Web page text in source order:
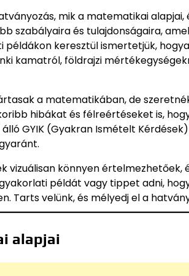
mik a matematikai alapjai,
szabályaira és tulajdonságaira,
keresztül ismertetjük,
kamatról, földrajzi
a matematikában, de
hibákat és félreértéseket is,
GYIK (Gyakran Ismételt
könnyen értelmezhetőek,
példát vagy tippet adni,
Tarts velünk, és mélyedj el a
alapjai